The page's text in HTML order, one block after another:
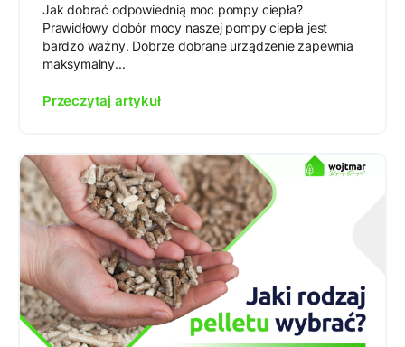
Jak dobrać odpowiednią moc pompy ciepła?
Prawidłowy dobór mocy naszej pompy ciepła jest
bardzo ważny. Dobrze dobrane urządzenie zapewnia
maksymalny...
Przeczytaj artykuł